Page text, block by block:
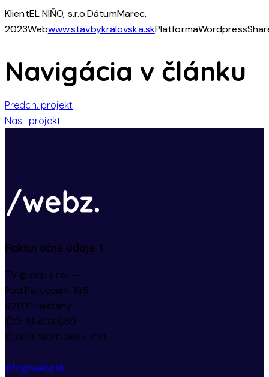
KlientEL NIŇO, s.r.o.DátumMarec,
2023Webwww.stavbykralovska.skPlatformaWordpress
Navigácia v článku
Predch. projekt
Nasl. projekt
Fakturačné údaje 1
TV group s.r.o. —
Pod Párovcami 165
921 01 Piešťany
IČO: 51 403 650
IČ DPH: SK2120684720
info@webz.sk